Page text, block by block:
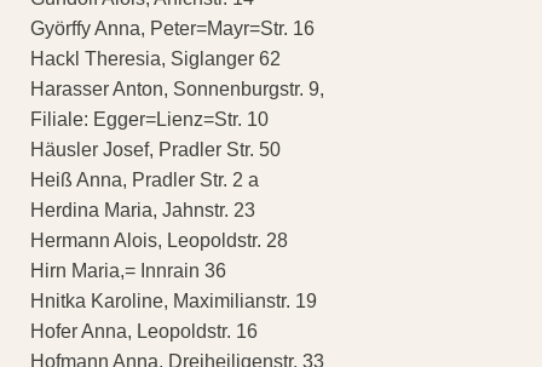
Györffy Anna, Peter=Mayr=Str. 16
Hackl Theresia, Siglanger 62
Harasser Anton, Sonnenburgstr. 9,
Filiale: Egger=Lienz=Str. 10
Häusler Josef, Pradler Str. 50
Heiß Anna, Pradler Str. 2 a
Herdina Maria, Jahnstr. 23
Hermann Alois, Leopoldstr. 28
Hirn Maria,= Innrain 36
Hnitka Karoline, Maximilianstr. 19
Hofer Anna, Leopoldstr. 16
Hofmann Anna, Dreiheiligenstr. 33